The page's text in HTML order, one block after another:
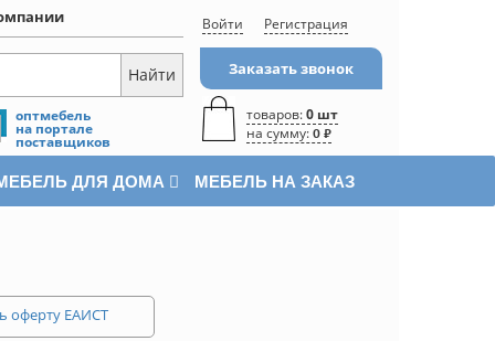
оптмебель
на портале
поставщиков
Войти Регистрация
Заказать звонок
товаров:0 шт
на сумму: 0 ₽
ДЛЯ ДОМА МЕБЕЛЬ НА ЗАКАЗ
оферту ЕАИСТ